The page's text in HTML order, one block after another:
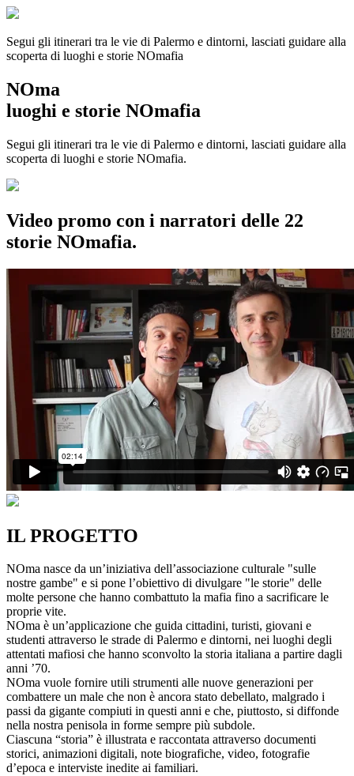
Segui gli itinerari tra le vie di Palermo e dintorni, lasciati guidare alla
scoperta di luoghi e storie NOmafia
NOma
luoghi e storie NOmafia
Segui gli itinerari tra le vie di Palermo e dintorni, lasciati guidare alla
scoperta di luoghi e storie NOmafia.
Video promo con i narratori delle 22
storie NOmafia.
IL PROGETTO
NOma nasce da un’iniziativa dell’associazione culturale "sulle
nostre gambe" e si pone l’obiettivo di divulgare "le storie" delle
molte persone che hanno combattuto la mafia fino a sacrificare le
proprie vite.
NOma è un’applicazione che guida cittadini, turisti, giovani e
studenti attraverso le strade di Palermo e dintorni, nei luoghi degli
attentati mafiosi che hanno sconvolto la storia italiana a partire dagli
anni ’70.
NOma vuole fornire utili strumenti alle nuove generazioni per
combattere un male che non è ancora stato debellato, malgrado i
passi da gigante compiuti in questi anni e che, piuttosto, si diffonde
nella nostra penisola in forme sempre più subdole.
Ciascuna “storia” è illustrata e raccontata attraverso documenti
storici, animazioni digitali, note biografiche, video, fotografie
d’epoca e interviste inedite ai familiari.